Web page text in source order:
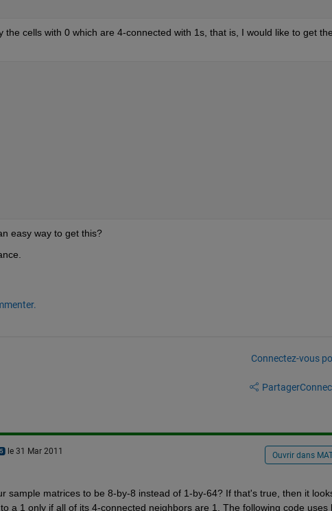
the cells with 0 which are 4-connected with 1s, that is, I would like to get
easy way to get this?
Connectez-vous
Partager
le 31 Mar 2011 Ouvrir dans
sample matrices to be 8-by-8 instead of 1-by-64? If that's true, then it
a 1 only if all of its 4-connected neighbors are 1. The following code uses